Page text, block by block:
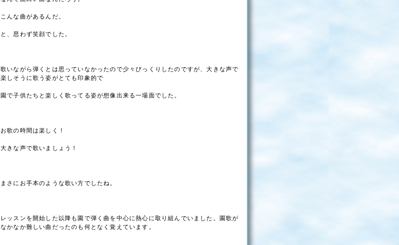
こんな曲があるんだ。
と、思わず笑顔でした。
歌いながら弾くとは思っていなかったので少々びっくりしたのですが、大きな声で
楽しそうに歌う姿がとても印象的で
園で子供たちと楽しく歌ってる姿が想像出来る一場面でした。
お歌の時間は楽しく！
大きな声で歌いましょう！
まさにお手本のような歌い方でしたね。
レッスンを開始した以降も園で弾く曲を中心に熱心に取り組んでいました。園歌が
なかなか難しい曲だったのも何となく覚えています。